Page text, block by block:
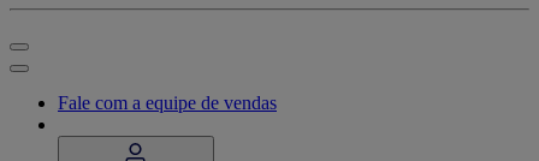
Fale com a equipe de vendas